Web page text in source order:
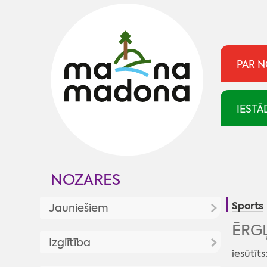
PAR
NOZARES
Jauniešiem
Jaunumi
Izglītība
Sports